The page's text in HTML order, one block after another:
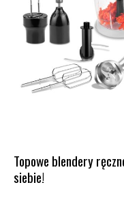
Topowe blendery
siebie!